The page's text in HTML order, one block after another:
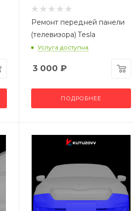
Ремонт передней панели
(телевизора) Tesla
Услуга доступна
3 000 ₽
ПОДРОБНЕЕ